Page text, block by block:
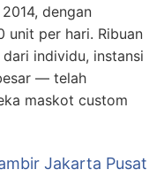
dengan
unit per hari. Ribuan
individu, instansi
— telah
maskot custom
Jakarta Pusat